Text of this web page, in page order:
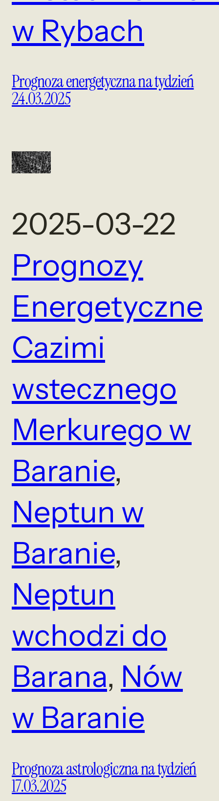
w Rybach
Prognoza energetyczna na tydzień
24.03.2025
2025-03-22
Prognozy
Energetyczne
Cazimi
wstecznego
Merkurego w
Baranie
Neptun w
Baranie
Neptun
wchodzi do
Barana, Nów
w Baranie
Prognoza astrologiczna na tydzień
17.03.2025